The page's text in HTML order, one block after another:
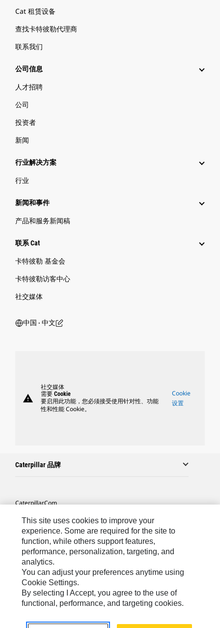
Cat 租赁设备
查找卡特彼勒代理商
联系我们
公司信息
人才招聘
公司
投资者
新闻
行业解决方案
行业
新闻和事件
产品和服务新闻稿
联系 Cat
卡特彼勒 基金会
卡特彼勒访客中心
社交媒体
中国 ‧ 中文
warning
社交媒体
需要 Cookie
要启用此功能，您必须接受使用针对性、功能
性和性能 Cookie。
Cookie
设置
Caterpillar 品牌
Caterpillar.com
联系 Caterpillar
站点地图
Cookie Settings
法律
隐私
This site uses cookies to improve your
experience. Some are required for the site to
function, while others support features,
performance, personalization, targeting, and
analytics.
You can adjust your preferences anytime using
Cookie Settings.
By selecting I Accept, you agree to the use of
functional, performance, and targeting cookies.